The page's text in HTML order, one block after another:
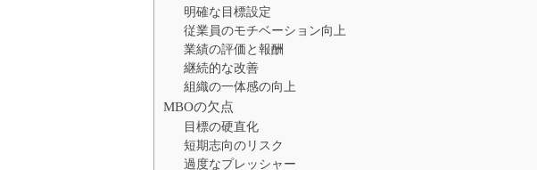
明確な目標設定
従業員のモチベーション向上
業績の評価と報酬
継続的な改善
組織の一体感の向上
MBOの欠点
目標の硬直化
短期志向のリスク
過度なプレッシャー